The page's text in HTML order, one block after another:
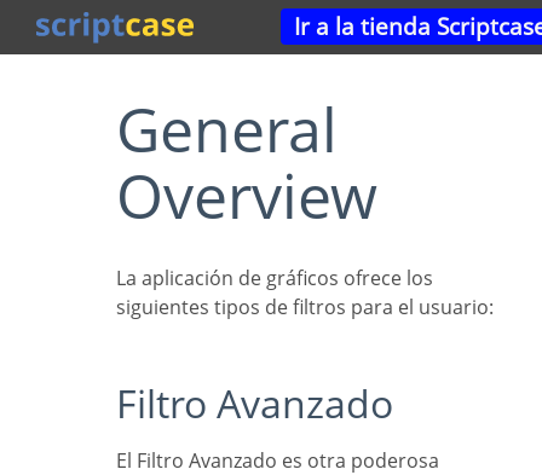
Ir a la tienda
General
Overview
La aplicación de gráficos ofrece los
siguientes tipos de filtros para el usuario:
Filtro Avanzado
El Filtro Avanzado es otra poderosa